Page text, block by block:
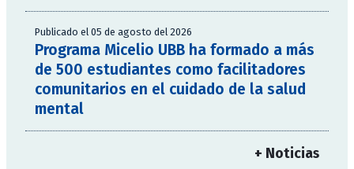
Publicado el 05 de agosto del 2026
Programa Micelio UBB ha formado a más
de 500 estudiantes como facilitadores
comunitarios en el cuidado de la salud
mental
+ Noticias